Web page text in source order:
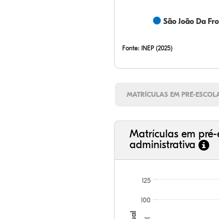
São João Da
Fonte: INEP (2025)
MATRÍCULAS EM PRÉ-
Matrículas em
administrativa
100
125